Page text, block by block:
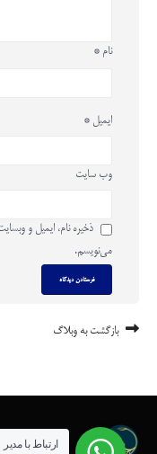
نام *
ایمیل *
وب‌ سایت
ذخیره نام، ایمیل و
می‌نویسم.
بازگشت به وبلاگ
ارتباط با مدیر